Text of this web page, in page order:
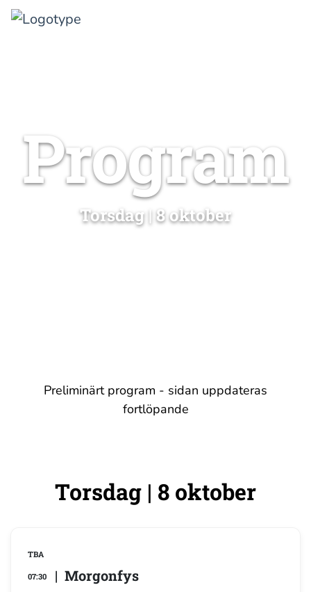
Program
Torsdag | 8 oktober
Preliminärt program - sidan uppdateras
fortlöpande
Torsdag | 8 oktober
TBA
07:30 | Morgonfys